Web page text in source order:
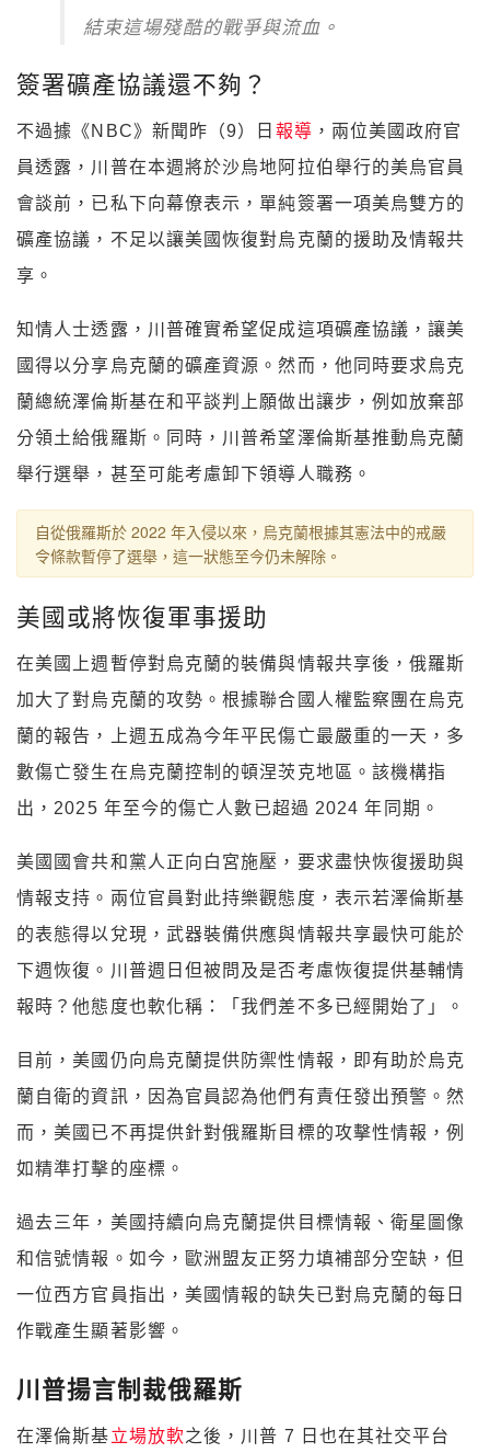
結束這場殘酷的戰爭與流血。
簽署礦產協議還不夠？
不過據《NBC》新聞昨（9）日 報導 ，兩位美國政府官
員透露，川普在本週將於沙烏地阿拉伯舉行的美烏官員
會談前，已私下向幕僚表示，單純簽署一項美烏雙方的
礦產協議，不足以讓美國恢復對烏克蘭的援助及情報共
享。
知情人士透露，川普確實希望促成這項礦產協議，讓美
國得以分享烏克蘭的礦產資源。然而，他同時要求烏克
蘭總統澤倫斯基在和平談判上願做出讓步，例如放棄部
分領土給俄羅斯。同時，川普希望澤倫斯基推動烏克蘭
舉行選舉，甚至可能考慮卸下領導人職務。
自從俄羅斯於 2022 年入侵以來，烏克蘭根據其憲法中的戒嚴
令條款暫停了選舉，這一狀態至今仍未解除。
美國或將恢復軍事援助
在美國上週暫停對烏克蘭的裝備與情報共享後，俄羅斯
加大了對烏克蘭的攻勢。根據聯合國人權監察團在烏克
蘭的報告，上週五成為今年平民傷亡最嚴重的一天，多
數傷亡發生在烏克蘭控制的頓涅茨克地區。該機構指
出，2025 年至今的傷亡人數已超過 2024 年同期。
美國國會共和黨人正向白宮施壓，要求盡快恢復援助與
情報支持。兩位官員對此持樂觀態度，表示若澤倫斯基
的表態得以兌現，武器裝備供應與情報共享最快可能於
下週恢復。川普週日但被問及是否考慮恢復提供基輔情
報時？他態度也軟化稱：「我們差不多已經開始了」。
目前，美國仍向烏克蘭提供防禦性情報，即有助於烏克
蘭自衛的資訊，因為官員認為他們有責任發出預警。然
而，美國已不再提供針對俄羅斯目標的攻擊性情報，例
如精準打擊的座標。
過去三年，美國持續向烏克蘭提供目標情報、衛星圖像
和信號情報。如今，歐洲盟友正努力填補部分空缺，但
一位西方官員指出，美國情報的缺失已對烏克蘭的每日
作戰產生顯著影響。
川普揚言制裁俄羅斯
在澤倫斯基立場放軟之後，川普 7 日也在其社交平台